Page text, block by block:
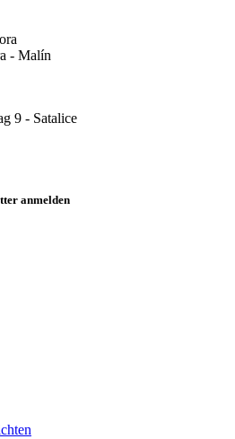
- Malín
9 - Satalice
anmelden